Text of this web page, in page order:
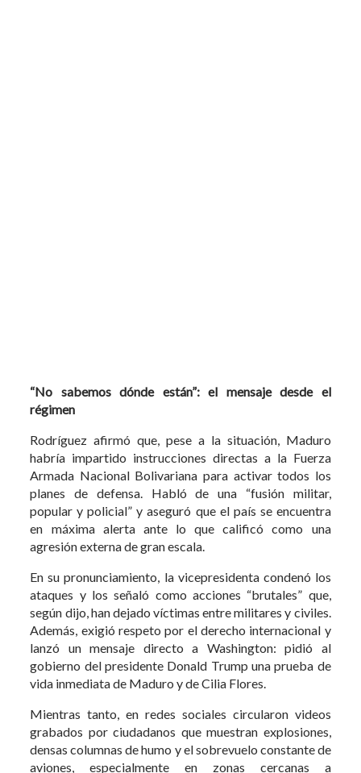
“No sabemos dónde están”: el mensaje desde el
régimen
Rodríguez afirmó que, pese a la situación, Maduro
habría impartido instrucciones directas a la Fuerza
Armada Nacional Bolivariana para activar todos los
planes de defensa. Habló de una “fusión militar,
popular y policial” y aseguró que el país se encuentra
en máxima alerta ante lo que calificó como una
agresión externa de gran escala.
En su pronunciamiento, la vicepresidenta condenó los
ataques y los señaló como acciones “brutales” que,
según dijo, han dejado víctimas entre militares y civiles.
Además, exigió respeto por el derecho internacional y
lanzó un mensaje directo a Washington: pidió al
gobierno del presidente Donald Trump una prueba de
vida inmediata de Maduro y de Cilia Flores.
Mientras tanto, en redes sociales circularon videos
grabados por ciudadanos que muestran explosiones,
densas columnas de humo y el sobrevuelo constante de
aviones, especialmente en zonas cercanas a